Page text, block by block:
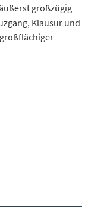
großzügig
Klausur und